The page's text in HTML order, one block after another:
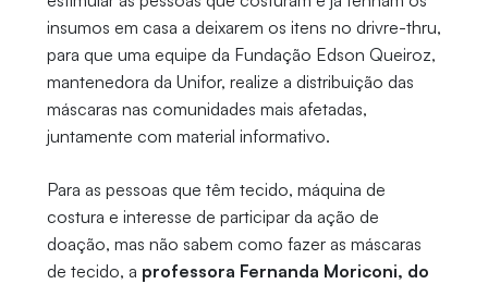
insumos em casa a deixarem os itens no drivre-thru,
para que uma equipe da Fundação Edson Queiroz,
mantenedora da Unifor, realize a distribuição das
máscaras nas comunidades mais afetadas,
juntamente com material informativo.
Para as pessoas que têm tecido, máquina de
costura e interesse de participar da ação de
doação, mas não sabem como fazer as máscaras
de tecido, a professora Fernanda Moriconi, do